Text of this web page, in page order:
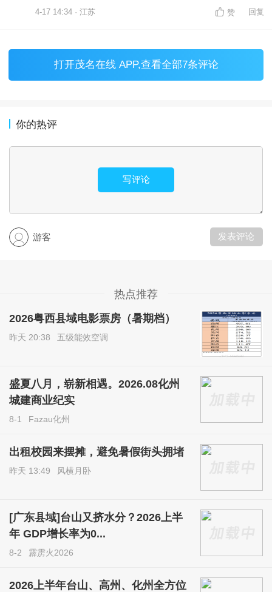
4-17 14:34 · 江苏 赞 回复
打开茂名在线 APP,查看全部7条评论
你的热评
写评论
游客 发表评论
热点推荐
2026粤西县域电影票房（暑期档）
昨天 20:38 五级能效空调
盛夏八月，崭新相遇。2026.08化州
城建商业纪实
8-1 Fazau化州
出租校园来摆摊，避免暑假街头拥堵
昨天 13:49 风横月卧
[广东县域]台山又挤水分？2026上半
年 GDP增长率为0...
8-2 霹雳火2026
2026上半年台山、高州、化州全方位